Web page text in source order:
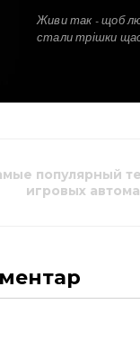
Живи так - щоб
стали трішки
популярный
игровых